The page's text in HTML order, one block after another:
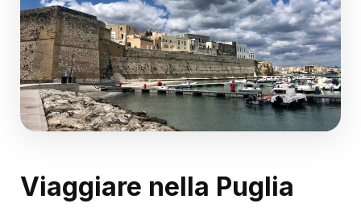
Viaggiare nella Puglia